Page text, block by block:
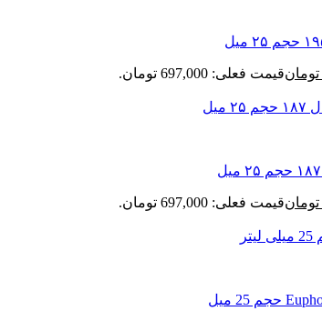
تومانقیمت فعلی: 697,000 تومان.
تومانقیمت فعلی: 697,000 تومان.